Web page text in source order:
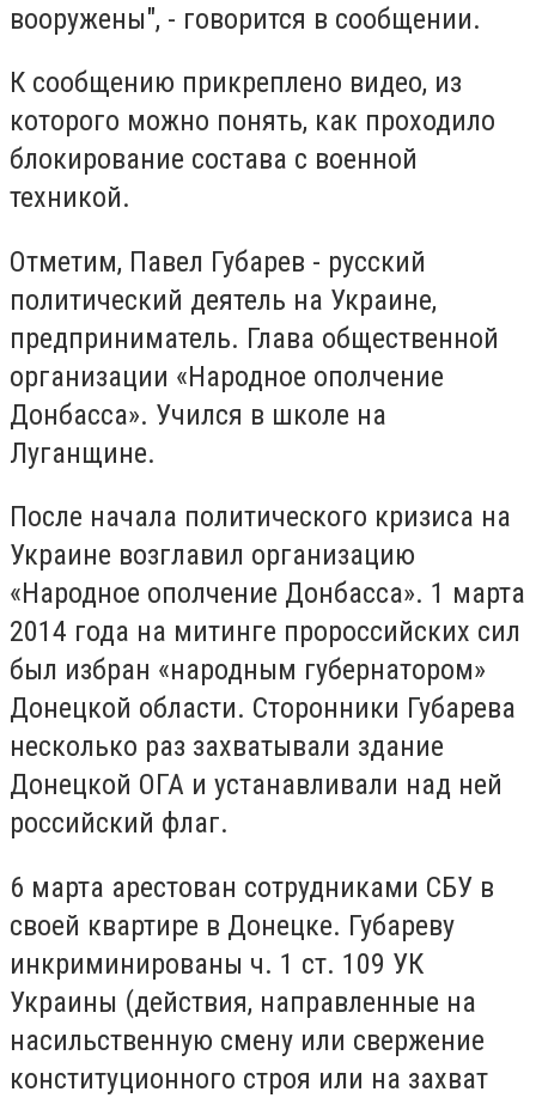
вооружены", - говорится в сообщении.
К сообщению прикреплено видео, из
которого можно понять, как проходило
блокирование состава с военной
техникой.
Отметим, Павел Губарев - русский
политический деятель на Украине,
предприниматель. Глава общественной
организации «Народное ополчение
Донбасса». Учился в школе на
Луганщине.
После начала политического кризиса на
Украине возглавил организацию
«Народное ополчение Донбасса». 1 марта
2014 года на митинге пророссийских сил
был избран «народным губернатором»
Донецкой области. Сторонники Губарева
несколько раз захватывали здание
Донецкой ОГА и устанавливали над ней
российский флаг.
6 марта арестован сотрудниками СБУ в
своей квартире в Донецке. Губареву
инкриминированы ч. 1 ст. 109 УК
Украины (действия, направленные на
насильственную смену или свержение
конституционного строя или на захват